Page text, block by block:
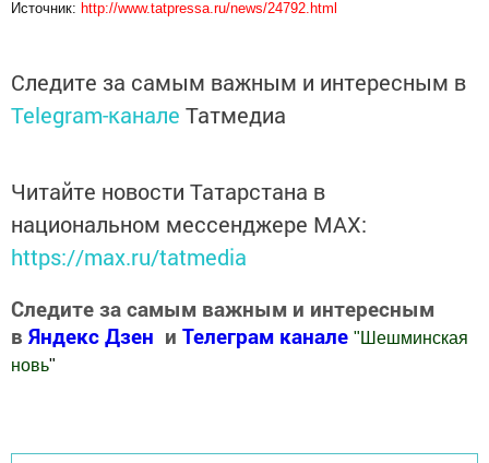
Источник: http://www.tatpressa.ru/news/24792.html
Следите за самым важным и интересным в
Telegram-канале Татмедиа
Читайте новости Татарстана в
национальном мессенджере MАХ:
https://max.ru/tatmedia
Следите за самым важным и интересным
в Яндекс Дзен и Телеграм канале " Шешминская
новь"